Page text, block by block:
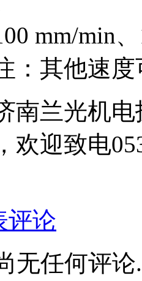
mm/min
速度可
南兰光机
欢迎致电
评论
无任何评论.